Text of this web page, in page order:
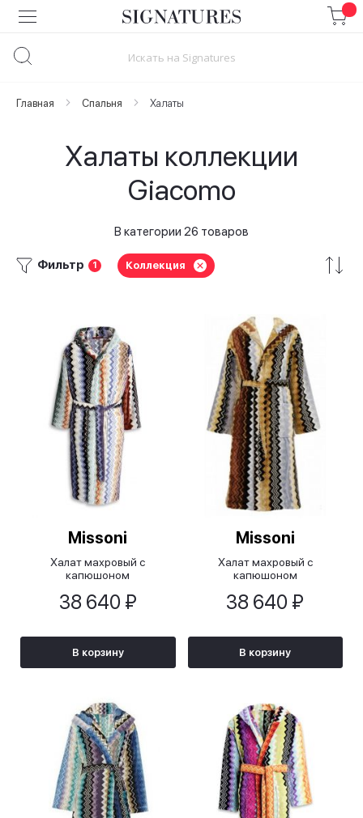
Skip
to
Главная Спальня Халаты
Халаты коллекции
Giacomo
В категории 26 товаров
Фильтр 1 Коллекция
Missoni
Халат махровый с
капюшоном
38 640 ₽
В корзину
Missoni
Халат махровый с
капюшоном
темных тонах
38 640 ₽
В корзину